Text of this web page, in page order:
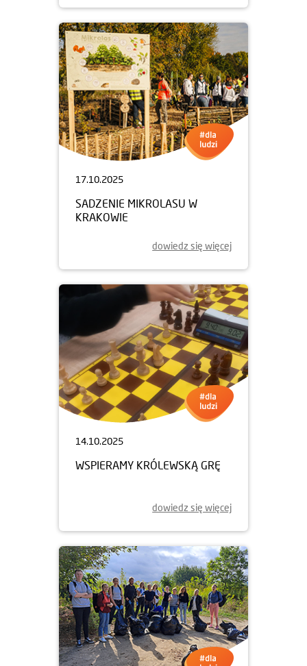
17.10.2025
SADZENIE MIKROLASU W
KRAKOWIE
dowiedz się więcej
14.10.2025
WSPIERAMY KRÓLEWSKĄ GRĘ
dowiedz się więcej